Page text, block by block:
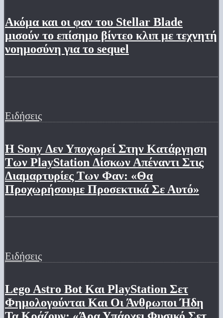
Ακόμα και οι φαν του Stellar Blade
μισούν το επίσημο βίντεο κλιπ με τεχνητή
νοημοσύνη για το sequel
Ειδήσεις
Η Sony Δεν Υποχωρεί Στην Κατάργηση
Των PlayStation Δίσκων Απέναντι Στις
Διαμαρτυρίες Των Φαν: «Θα
Προχωρήσουμε Προσεκτικά Σε Αυτό»
Ειδήσεις
Lego Astro Bot Και PlayStation Σετ
Φημολογούνται Και Οι Άνθρωποι Ήδη